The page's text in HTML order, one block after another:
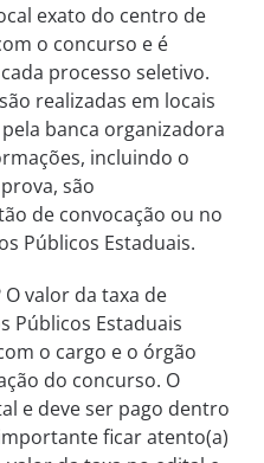
exato do centro de
o concurso e é
processo seletivo.
realizadas em locais
banca organizadora
incluindo o
são
de convocação ou no
Públicos Estaduais.
valor da taxa de
Públicos Estaduais
o cargo e o órgão
do concurso. O
e deve ser pago dentro
ficar atento(a)